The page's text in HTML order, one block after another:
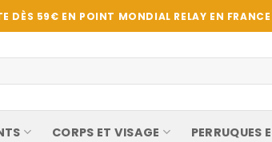
DÈS 59€ EN POINT MONDIAL RELAY EN
CORPS ET VISAGE PERRUQUES